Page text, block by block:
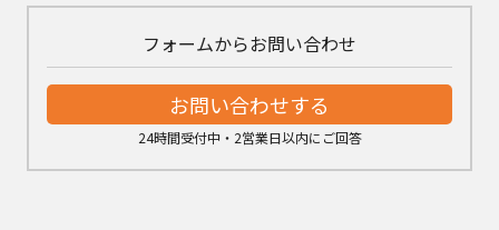
フォームからお問い合わせ
お問い合わせする
24時間受付中・2営業日以内にご回答